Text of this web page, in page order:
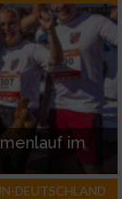
im
DEUTSCHLAND